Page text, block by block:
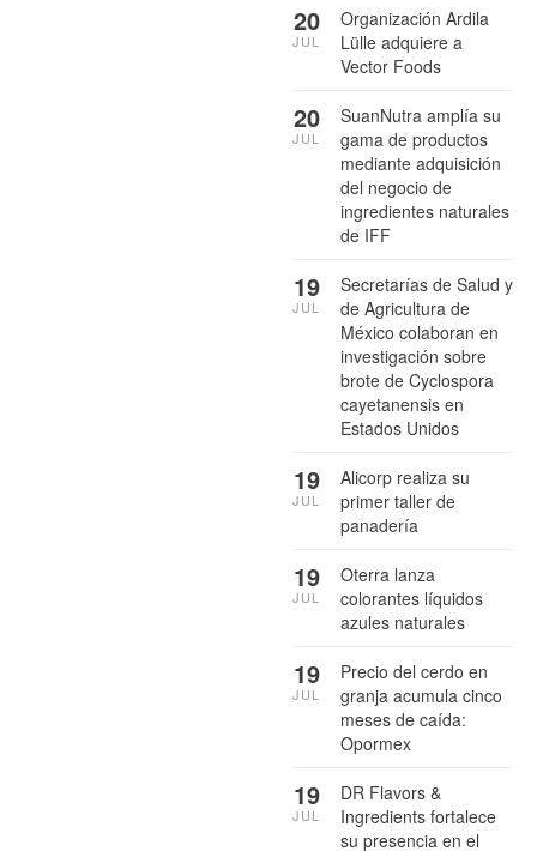
Organización Ardila
Lülle adquiere a
Vector Foods
20
JUL
SuanNutra amplía su
gama de productos
mediante adquisición
del negocio de
ingredientes naturales
de IFF
20
JUL
Secretarías de Salud y
de Agricultura de
México colaboran en
investigación sobre
brote de Cyclospora
cayetanensis en
Estados Unidos
19
JUL
Alicorp realiza su
primer taller de
panadería
19
JUL
Oterra lanza
colorantes líquidos
azules naturales
19
JUL
Precio del cerdo en
granja acumula cinco
meses de caída:
Opormex
19
JUL
DR Flavors &
Ingredients fortalece
su presencia en el
19
JUL